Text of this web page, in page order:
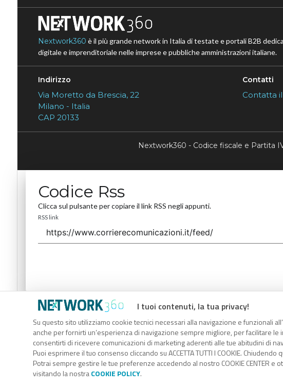
I tuoi contenuti, la tua privacy!
Su questo sito utilizziamo cookie tecnici necessari alla navigazione e funzionali
anche per fornirti un’esperienza di navigazione sempre migliore, per facilitare
consentirti di ricevere comunicazioni di marketing aderenti alle tue abitudini di
Puoi esprimere il tuo consenso cliccando su ACCETTA TUTTI I COOKIE.
Potrai sempre gestire le tue preferenze accedendo al nostro COOKIE CENTER
visitando la nostraCOOKIE POLICY.
Nextwork360 è il più grande network in Italia di testate e portali B2B
digitale e imprenditoriale nelle imprese e pubbliche amministrazioni italiane.
Indirizzo
Via Moretto da Brescia, 22
Milano - Italia
CAP 20133
Contatti
Contatta
Nextwork360 - Codice fiscale e Partita
Codice Rss
Clicca sul pulsante per copiare il link RSS negli appunti.
RSS link
Codice Rss
Clicca sul pulsante per copiare il link RSS negli appunti.
RSS link